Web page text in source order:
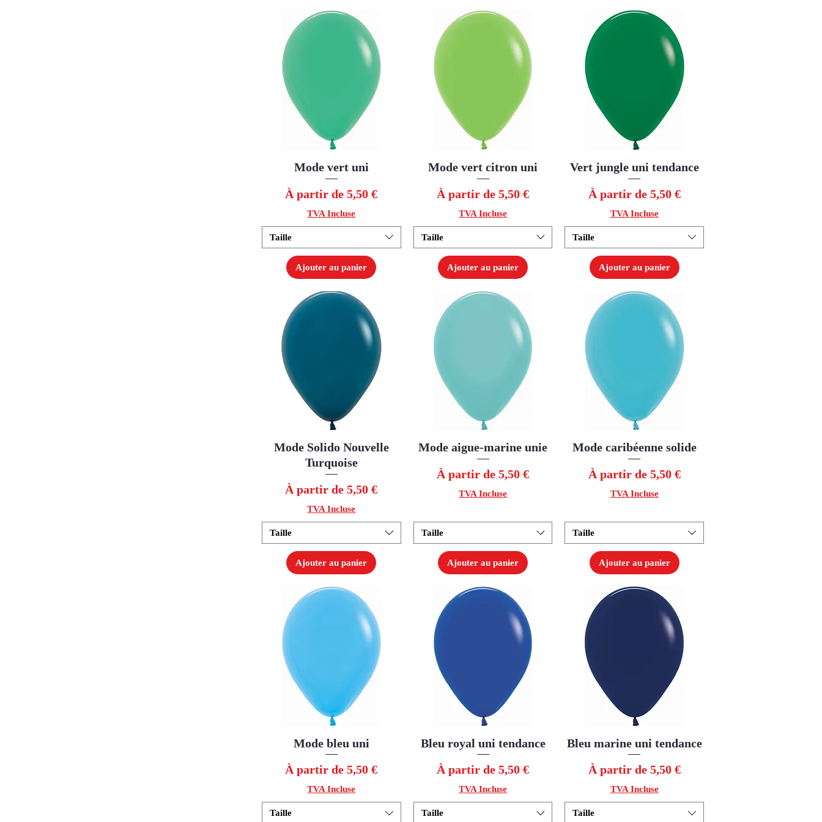
Aperçu rapide
Mode vert uni
À partir de5,50 €
Prix promotionnel
TVA Incluse
Taille
Ajouter au panier
Aperçu rapide
Mode vert citron uni
À partir de5,50 €
Prix promotionnel
TVA Incluse
Taille
Ajouter au panier
Aperçu rapide
Vert jungle uni tendance
À partir de 5,50 €
Prix promotionnel
TVA Incluse
Taille
Ajouter au panier
Aperçu rapide
Mode Solido Nouvelle
Turquoise
À partir de5,50 €
Prix promotionnel
TVA Incluse
Taille
Ajouter au panier
Aperçu rapide
Mode aigue-marine unie
À partir de5,50 €
Prix promotionnel
TVA Incluse
Taille
Ajouter au panier
Aperçu rapide
Mode caribéenne solide
À partir de 5,50 €
Prix promotionnel
TVA Incluse
Taille
Ajouter au panier
Aperçu rapide
Mode bleu uni
À partir de5,50 €
Prix promotionnel
TVA Incluse
Taille
Aperçu rapide
Bleu royal uni tendance
À partir de5,50 €
Prix promotionnel
TVA Incluse
Taille
Aperçu rapide
Bleu marine uni tendance
À partir de 5,50 €
Prix promotionnel
TVA Incluse
Taille